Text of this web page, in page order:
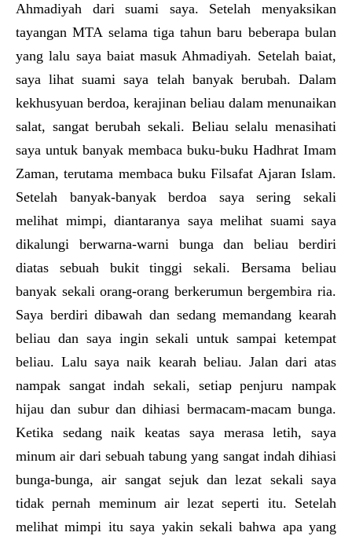
Ahmadiyah dari suami saya. Setelah menyaksikan
tayangan MTA selama tiga tahun baru beberapa bulan
yang lalu saya baiat masuk Ahmadiyah. Setelah baiat,
saya lihat suami saya telah banyak berubah. Dalam
kekhusyuan berdoa, kerajinan beliau dalam menunaikan
salat, sangat berubah sekali. Beliau selalu menasihati
saya untuk banyak membaca buku-buku Hadhrat Imam
Zaman, terutama membaca buku Filsafat Ajaran Islam.
Setelah banyak-banyak berdoa saya sering sekali
melihat mimpi, diantaranya saya melihat suami saya
dikalungi berwarna-warni bunga dan beliau berdiri
diatas sebuah bukit tinggi sekali. Bersama beliau
banyak sekali orang-orang berkerumun bergembira ria.
Saya berdiri dibawah dan sedang memandang kearah
beliau dan saya ingin sekali untuk sampai ketempat
beliau. Lalu saya naik kearah beliau. Jalan dari atas
nampak sangat indah sekali, setiap penjuru nampak
hijau dan subur dan dihiasi bermacam-macam bunga.
Ketika sedang naik keatas saya merasa letih, saya
minum air dari sebuah tabung yang sangat indah dihiasi
bunga-bunga, air sangat sejuk dan lezat sekali saya
tidak pernah meminum air lezat seperti itu. Setelah
melihat mimpi itu saya yakin sekali bahwa apa yang